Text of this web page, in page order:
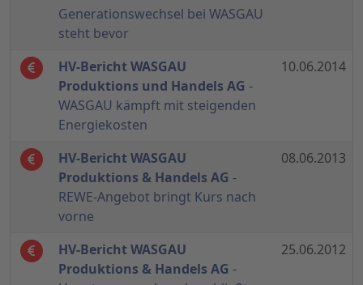
Generationswechsel bei WASGAU
steht bevor
HV-Bericht WASGAU
Produktions und Handels AG -
WASGAU kämpft mit steigenden
Energiekosten
10.06.2014
HV-Bericht WASGAU
Produktions & Handels AG -
REWE-Angebot bringt Kurs nach
vorne
08.06.2013
HV-Bericht WASGAU
Produktions & Handels AG -
25.06.2012